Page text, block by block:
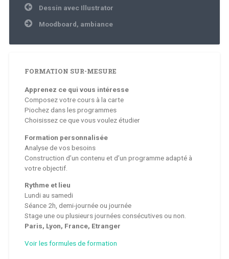
Navigation
de
l’article
Dessin avec Illustrator
Moodboard, ambiance
FORMATION SUR-MESURE
Apprenez ce qui vous intéresse
Composez votre cours à la carte
Piochez dans les programmes
Choisissez ce que vous voulez étudier
Formation personnalisée
Analyse de vos besoins
Construction d’un contenu et d’un programme adapté à
votre objectif.
Rythme et lieu
Lundi au samedi
Séance 2h, demi-journée ou journée
Stage une ou plusieurs journées consécutives ou non.
Paris, Lyon, France, Etranger
Voir les formules de formation